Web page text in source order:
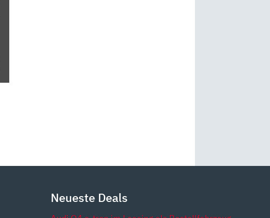
Neueste Deals